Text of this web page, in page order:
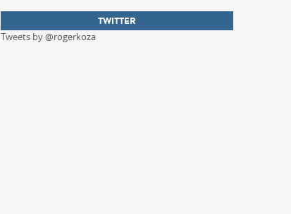
TWITTER
Tweets by @rogerkoza